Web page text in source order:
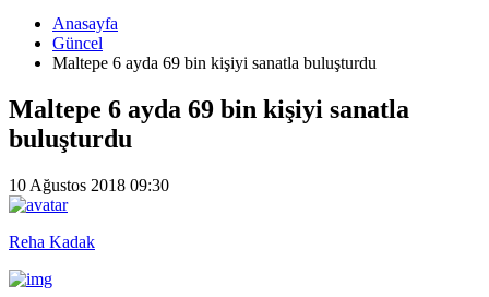
Anasayfa
Güncel
Maltepe 6 ayda 69 bin kişiyi sanatla buluşturdu
Maltepe 6 ayda 69 bin kişiyi sanatla
buluşturdu
10 Ağustos 2018 09:30
Reha Kadak